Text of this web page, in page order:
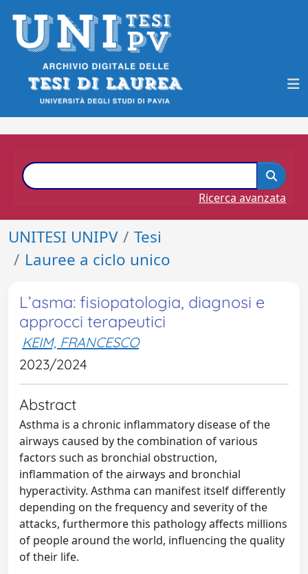
Ricerca avanzata
UNITESI UNIPV
Tesi
Lauree a ciclo unico
L’asma: fisiopatologia, diagnosi e
approcci terapeutici
KEIM, FRANCESCO
2023/2024
Abstract
Asthma is a chronic inflammatory disease of the
airways caused by the combination of various
factors such as bronchial obstruction,
inflammation of the airways and bronchial
hyperactivity. Asthma can manifest itself differently
depending on the frequency and severity of the
attacks, furthermore this pathology affects millions
of people around the world, influencing the quality
of their life.